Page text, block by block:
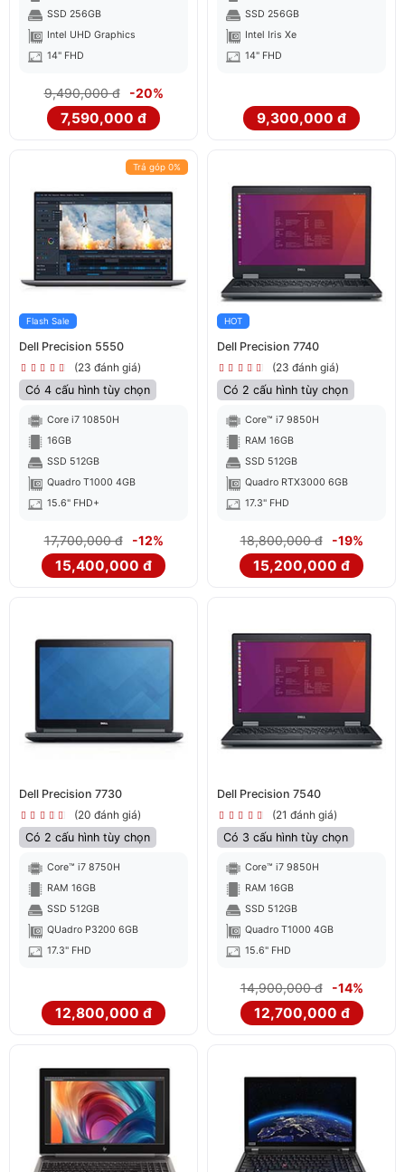
SSD 256GB
Intel UHD Graphics
14" FHD
9,490,000 đ -20%
7,590,000 đ
SSD 256GB
Intel Iris Xe
14" FHD
9,300,000 đ
Flash Sale
Trả góp 0%
Dell Precision 5550
(23 đánh giá)
Có 4 cấu hình tùy chọn
Core i7 10850H
16GB
SSD 512GB
Quadro T1000 4GB
15.6" FHD+
17,700,000 đ -12%
15,400,000 đ
HOT
Dell Precision 7740
(23 đánh giá)
Có 2 cấu hình tùy chọn
Core™ i7 9850H
RAM 16GB
SSD 512GB
Quadro RTX3000 6GB
17.3" FHD
18,800,000 đ -19%
15,200,000 đ
Dell Precision 7730
(20 đánh giá)
Có 2 cấu hình tùy chọn
Core™ i7 8750H
RAM 16GB
SSD 512GB
QUadro P3200 6GB
17.3" FHD
12,800,000 đ
Dell Precision 7540
(21 đánh giá)
Có 3 cấu hình tùy chọn
Core™ i7 9850H
RAM 16GB
SSD 512GB
Quadro T1000 4GB
15.6" FHD
14,900,000 đ -14%
12,700,000 đ